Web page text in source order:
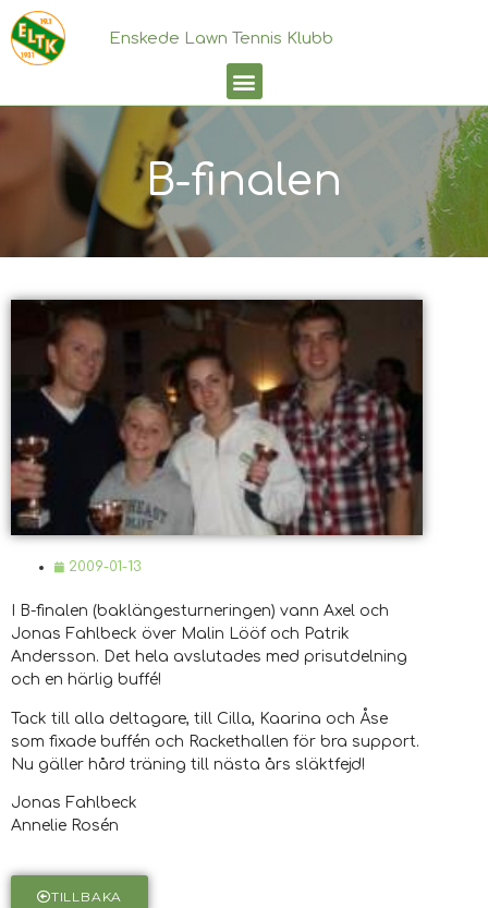
Enskede Lawn Tennis Klubb
B-finalen
2009-01-13
I B-finalen (baklängesturneringen) vann Axel och
Jonas Fahlbeck över Malin Lööf och Patrik
Andersson. Det hela avslutades med prisutdelning
och en härlig buffé!
Tack till alla deltagare, till Cilla, Kaarina och Åse
som fixade buffén och Rackethallen för bra support.
Nu gäller hård träning till nästa års släktfejd!
Jonas Fahlbeck
Annelie Rosén
TILLBAKA